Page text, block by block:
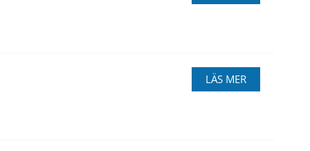
LÄS MER